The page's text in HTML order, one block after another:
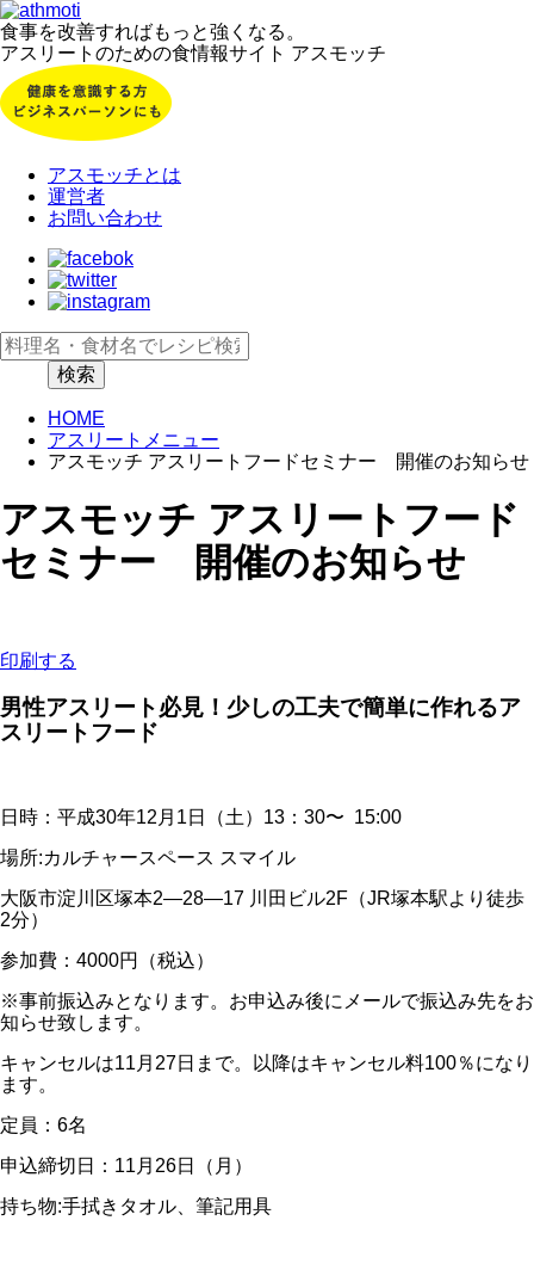
食事を改善すればもっと強くなる。
アスリートのための食情報サイト アスモッチ
アスモッチとは
運営者
お問い合わせ
HOME
アスリートメニュー
アスモッチ アスリートフードセミナー 開催のお知らせ
アスモッチ アスリートフード
セミナー 開催のお知らせ
印刷する
男性アスリート必見！少しの工夫で簡単に作れるア
スリートフード
日時：平成30年12月1日（土）13：30〜 15:00
場所:カルチャースペース スマイル
大阪市淀川区塚本2―28―17 川田ビル2F（JR塚本駅より徒歩
2分）
参加費：4000円（税込）
※事前振込みとなります。お申込み後にメールで振込み先をお
知らせ致します。
キャンセルは11月27日まで。以降はキャンセル料100％になり
ます。
定員：6名
申込締切日：11月26日（月）
持ち物:手拭きタオル、筆記用具